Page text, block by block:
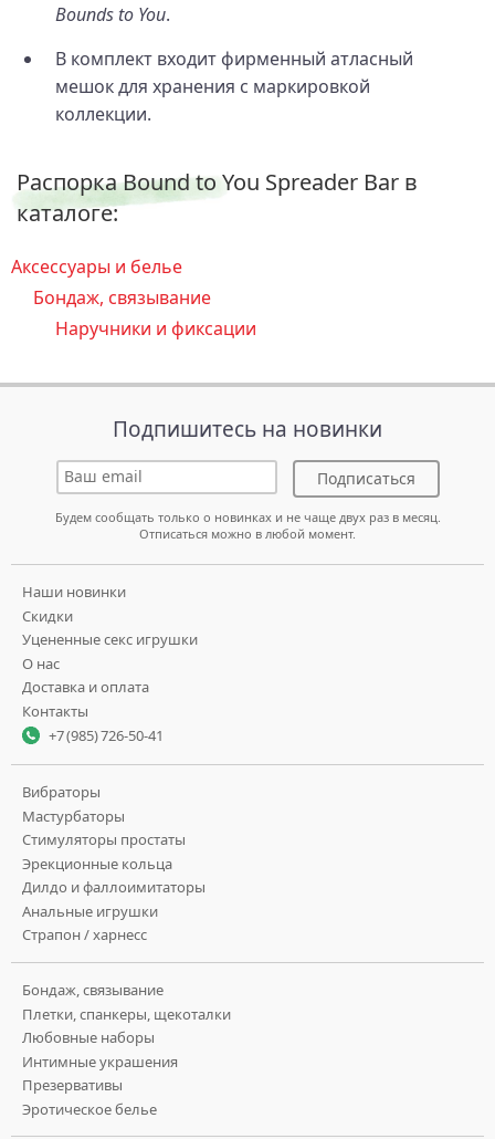
Bounds to You.
В комплект входит фирменный атласный
мешок для хранения с маркировкой
коллекции.
Распорка Bound to You Spreader Bar в
каталоге:
Аксессуары и белье
Бондаж, связывание
Наручники и фиксации
Подпишитесь на новинки
Подписаться
Будем сообщать только о новинках и не чаще двух раз в месяц.
Отписаться можно в любой момент.
Наши новинки
Скидки
Уцененные секс игрушки
О нас
Доставка и оплата
Контакты
+7 (985) 726-50-41
Вибраторы
Мастурбаторы
Стимуляторы простаты
Эрекционные кольца
Дилдо и фаллоимитаторы
Анальные игрушки
Страпон / харнесс
Бондаж, связывание
Плетки, спанкеры, щекоталки
Любовные наборы
Интимные украшения
Презервативы
Эротическое белье